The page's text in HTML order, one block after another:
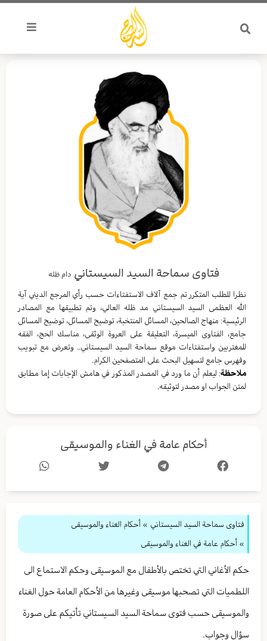
تخطي
المحتوى
فتاوى سماحة السيد السيستاني دام ظله
نظرا للطلب المتكرر تم جمع آلاف الاستفتاءات حسب رأي المرجع الديني آية
الله العظمى السيد السيستاني مد ظله العالي، وتم تطبيقها مع المصادر
الرئيسية: منهاج الصالحين، المسائل المنتخبة، توضيح المسائل، توضيح المسائل
جامع، الفتاوى الميسرة، التعليقة على العروة الوثقى، مناسك الحج، الفقه
للمغتربين واستفتاءات موقع سماحة السيد السيستاني.. وتعرض مع تبويب
وفهرس جامع لتسهيل البحث على المتصفحين الكرام.
ملاحظة: ليعلم أن ما ورد في المصدر المذكور في هامش الإجابات إما مطابق
لمتن الجواب او مصدر لتوثيقه.
أحكام عامة في الغناء والموسيقى
فتاوى سماحة السيد السيستاني » أحكام الغناء والموسيقى
» أحكام عامة في الغناء والموسيقى
حكم الأغاني التي تختص بالأطفال مع الموسيقى وحكم الاستماع الى
اللطميات التي تصحبها موسيقى وغيرها من الأحكام العامة حول الغناء
والموسيقى حسب فتوى سماحة السيد السيستاني تأتيكم على صورة
سؤال وجواب.